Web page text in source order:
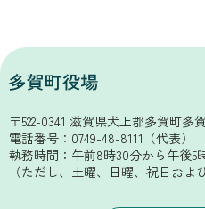
〒522-0341 滋賀県犬上郡多賀町多
電話番号： 0749-48-8111 （代表）
執務時間：午前8時30分から午後5
（ただし、土曜、日曜、祝日およ